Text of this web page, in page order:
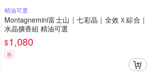
精油可選
Montagnemini富士山｜七彩晶｜全效Ｘ綜合｜
水晶擴香組 精油可選
$1,080
券